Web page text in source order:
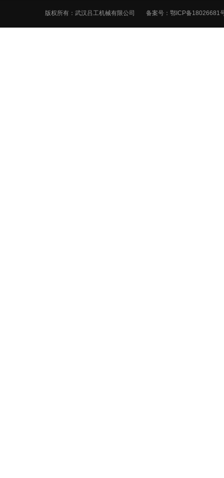
版权所有：武汉吕工机械有限公司 备案号： 鄂ICP备18026681